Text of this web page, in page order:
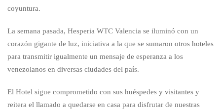
coyuntura.
La semana pasada, Hesperia WTC Valencia se iluminó con un
corazón gigante de luz, iniciativa a la que se sumaron otros hoteles
para transmitir igualmente un mensaje de esperanza a los
venezolanos en diversas ciudades del país.
El Hotel sigue comprometido con sus huéspedes y visitantes y
reitera el llamado a quedarse en casa para disfrutar de nuestras